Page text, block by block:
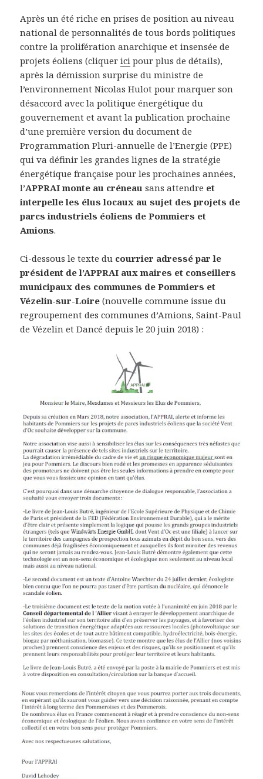
Après un été riche en prises de position au niveau
national de personnalités de tous bords politiques
contre la prolifération anarchique et insensée de
projets éoliens (cliquerici pour plus de détails),
après la démission surprise du ministre de
l’environnement Nicolas Hulot pour marquer son
désaccord avec la politique énergétique du
gouvernement et avant la publication prochaine
d’une première version du document de
Programmation Pluri-annuelle de l’Energie (PPE)
qui va définir les grandes lignes de la stratégie
énergétique française pour les prochaines années,
l’APPRAI monte au créneau sans attendre et
interpelle les élus locaux au sujet des projets de
parcs industriels éoliens de Pommiers et
Amions.
Ci-dessous le texte du courrier adressé par le
président de l’APPRAI aux maires et conseillers
municipaux des communes de Pommiers et
Vézelin-sur-Loire (nouvelle commune issue du
regroupement des communes d’Amions, Saint-Paul
de Vézelin et Dancé depuis le 20 juin 2018) :